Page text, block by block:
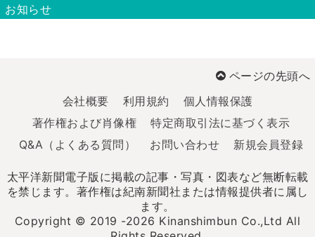
お知らせ
ページの先頭へ
会社概要
利用規約
個人情報保護
著作権および肖像権
特定商取引法に基づく表示
Q&A（よくある質問）
お問い合わせ 新規会員登録
太平洋新聞電子版に掲載の記事・写真・図表など無断転載
を禁じます。著作権は紀南新聞社または情報提供者に属し
ます。
Copyright © 2019 -2026 Kinanshimbun Co.,Ltd All